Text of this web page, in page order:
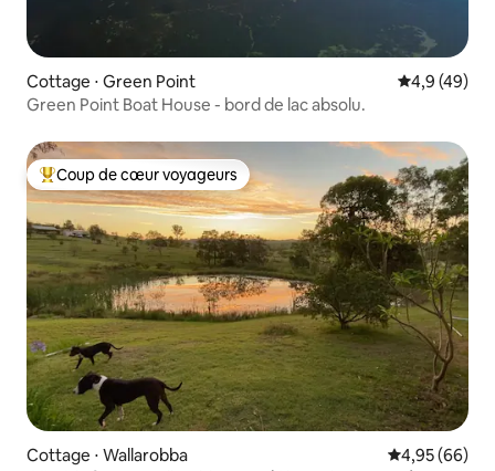
Cottage ⋅ Green Point Évaluation
4,9 (49)
Green Point Boat House - bord de lac absolu.
Coups de cœur voyageurs les plus appréciés
Coup de cœur voyageurs
Cottage ⋅ Wallarobba Évaluation
4,95 (66)